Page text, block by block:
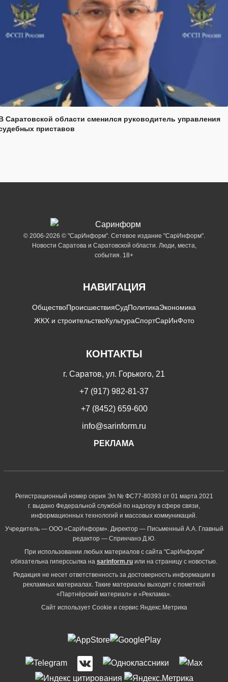
Саратовской области сменился руководитель управления
приставов
© 2006-2026 © "СарИнформ". Сетевое издание "СарИнформ".
Новости Саратова и Саратовской области. Люди, места,
события. 18+
НАВИГАЦИЯ
ОбществоПроисшествияСудПолитикаЭкономика
ЖКХ и строительствоКультураСпортСарИнФото
КОНТАКТЫ
г. Саратов, ул. Горького, 21
+7 (917) 982-81-37
+7 (8452) 659-600
info@sarinform.ru
РЕКЛАМА
Регистрационный номер серия Эл № ФС77-80393 от 01 марта 2021
г. выдано Федеральной службой по надзору в сфере связи,
информационных технологий и массовых коммуникаций.
Учредитель — ООО «СарИнформ». Директор — Письменный А.А. Главный
редактор — Спринчанэ Д.Ю.
При использовании любых материалов с сайта "СарИнформ"
обязательна гиперссылка на sarinform.ru или на страницу с новостью.
Редакция не несет ответственность за достоверность информации в
рекламных материалах. Такие материалы выходят с пометкой
«Партнёрский материал» и «Реклама».
Сайт использует Cookie и сервиc Яндекс.Метрика